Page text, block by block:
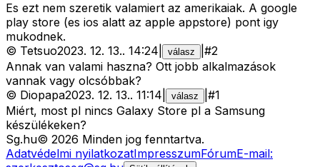
Es ezt nem szeretik valamiert az amerikaiak. A google
play store (es ios alatt az apple appstore) pont igy
mukodnek.
© Tetsuo2023. 12. 13.. 14:24 válasz #2
Annak van valami haszna? Ott jobb alkalmazások
vannak vagy olcsóbbak?
© Diopapa2023. 12. 13.. 11:14 válasz #1
Miért, most pl nincs Galaxy Store pl a Samsung
készülékeken?
Sg.hu© 2026 Minden jog fenntartva.
Adatvédelmi nyilatkozatImpresszumFórumE-mail: